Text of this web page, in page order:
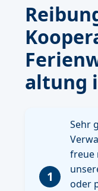
altung
1
Sehr
freue
oder